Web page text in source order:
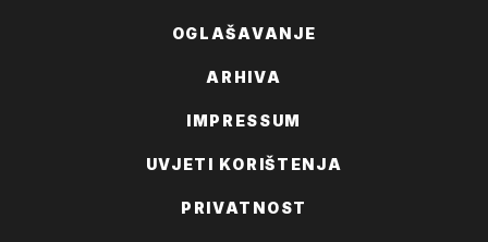
OGLAŠAVANJE
ARHIVA
IMPRESSUM
UVJETI KORIŠTENJA
PRIVATNOST